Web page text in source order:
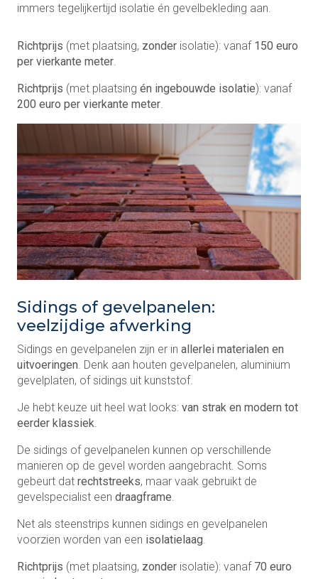
immers tegelijkertijd isolatie én gevelbekleding aan.
Richtprijs (met plaatsing, zonder isolatie): vanaf 150 euro
per vierkante meter
Richtprijs (met plaatsing én ingebouwde isolatie): vanaf
200 euro per vierkante meter
Sidings of gevelpanelen:
veelzijdige afwerking
Sidings en gevelpanelen zijn er in allerlei materialen en
uitvoeringen . Denk aan houten gevelpanelen, aluminium
gevelplaten, of sidings uit kunststof.
Je hebt keuze uit heel wat looks: van strak en modern tot
eerder klassiek
De sidings of gevelpanelen kunnen op verschillende
manieren op de gevel worden aangebracht. Soms
gebeurt dat rechtstreeks, maar vaak gebruikt de
gevelspecialist een draagframe
Net als steenstrips kunnen sidings en gevelpanelen
voorzien worden van een isolatielaag
Richtprijs (met plaatsing, zonder isolatie): vanaf 70 euro